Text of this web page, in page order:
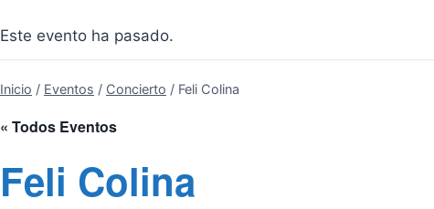
Este evento ha pasado.
Inicio / Eventos / Concierto / Feli Colina
« Todos Eventos
Feli Colina